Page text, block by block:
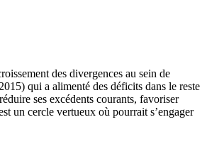
des divergences au sein de
qui a alimenté des déficits dans le reste
ses excédents courants, favoriser
un cercle vertueux où pourrait s’engager